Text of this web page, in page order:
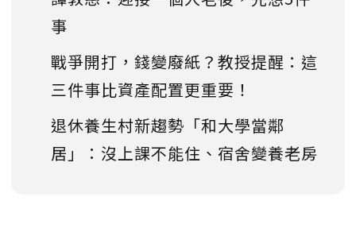
事
戰爭開打，錢變廢紙？教授提醒：這
三件事比資產配置更重要！
退休養生村新趨勢「和大學當鄰
居」：沒上課不能住、宿舍變養老房